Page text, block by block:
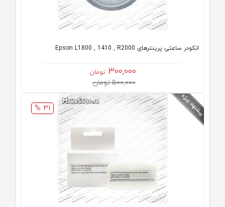
انکودر ساعتی پرینترهای Epson L1800 , 1410 , R2000
300,000 تومان
500,000 تومان
31 %